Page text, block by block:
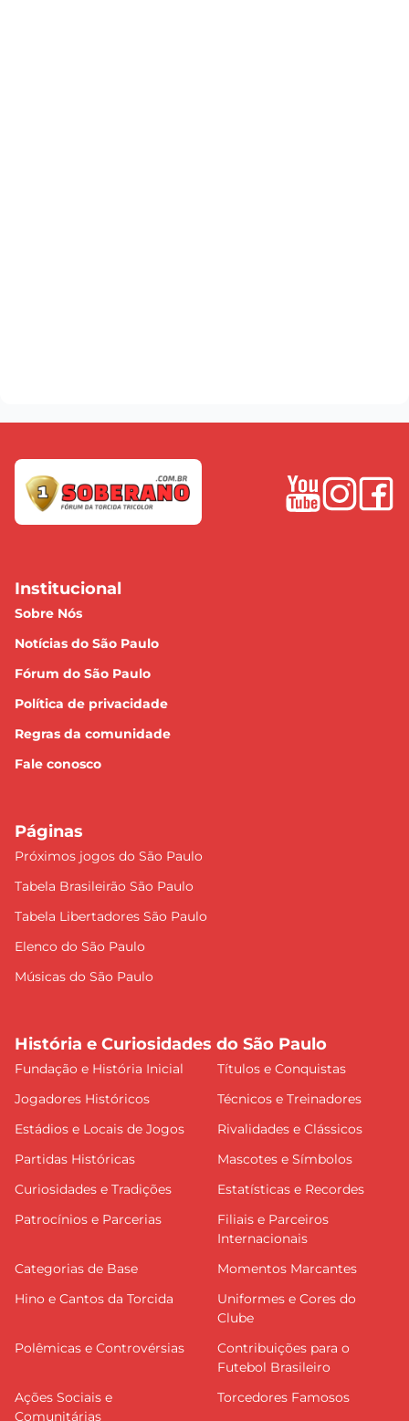
Institucional
Sobre Nós
Notícias do São Paulo
Fórum do São Paulo
Política de privacidade
Regras da comunidade
Fale conosco
Páginas
Próximos jogos do São Paulo
Tabela Brasileirão São Paulo
Tabela Libertadores São Paulo
Elenco do São Paulo
Músicas do São Paulo
História e Curiosidades do São Paulo
Fundação e História Inicial
Títulos e Conquistas
Jogadores Históricos
Técnicos e Treinadores
Estádios e Locais de Jogos
Rivalidades e Clássicos
Partidas Históricas
Mascotes e Símbolos
Curiosidades e Tradições
Estatísticas e Recordes
Patrocínios e Parcerias
Filiais e Parceiros
Internacionais
Categorias de Base
Momentos Marcantes
Hino e Cantos da Torcida
Uniformes e Cores do
Clube
Polêmicas e Controvérsias
Contribuições para o
Futebol Brasileiro
Ações Sociais e
Comunitárias
Torcedores Famosos